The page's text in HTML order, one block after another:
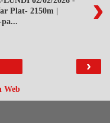
›
Plat- 2150m |
›
Web